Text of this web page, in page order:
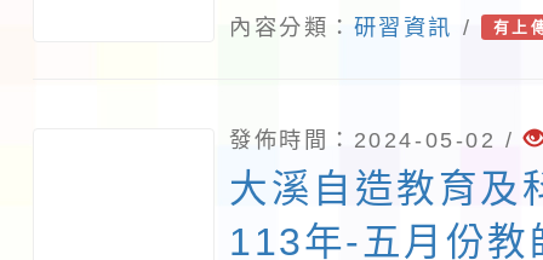
生科學科普學科
研習方式：
研習時間： (一
（星期五） 下
少上網安全及防
內容分類： 研習資訊 / 有上
發佈時間：2024-05-02 /
大溪自造教育及
113年-五月份教